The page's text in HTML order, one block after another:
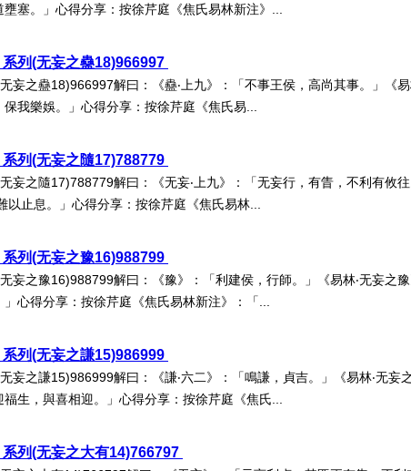
塞。」心得分享：按徐芹庭《焦氏易林新注》...
列(无妄之蠱18)966997
妄之蠱18)966997解曰：《蠱‧上九》：「不事王侯，高尚其事。」《易
我樂娛。」心得分享：按徐芹庭《焦氏易...
列(无妄之隨17)788779
妄之隨17)788779解曰：《无妄‧上九》：「无妄行，有眚，不利有攸往
以止息。」心得分享：按徐芹庭《焦氏易林...
列(无妄之豫16)988799
妄之豫16)988799解曰：《豫》：「利建侯，行師。」《易林‧无妄之豫
心得分享：按徐芹庭《焦氏易林新注》：「...
列(无妄之謙15)986999
妄之謙15)986999解曰：《謙‧六二》：「鳴謙，貞吉。」《易林‧无妄之
生，與喜相迎。」心得分享：按徐芹庭《焦氏...
列(无妄之大有14)766797